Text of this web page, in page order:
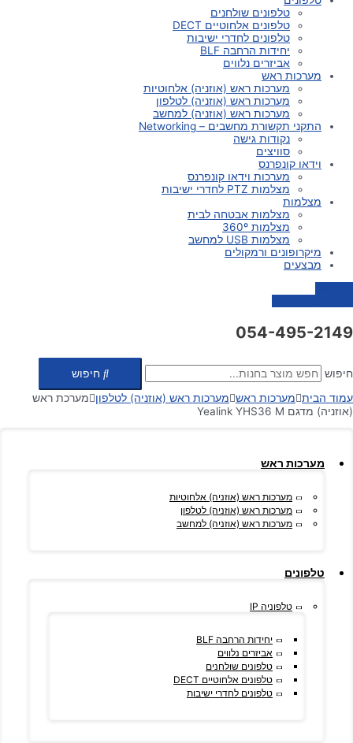
טלפונים שולחנים
טלפונים אלחוטיים DECT
טלפונים לחדרי ישיבות
יחידות הרחבה BLF
אביזרים נלווים
מערכות ראש
מערכות ראש (אוזניה) אלחוטיות
מערכות ראש (אוזניה) לטלפון
מערכות ראש (אוזניה) למחשב
התקני תקשורת מחשבים – Networking
נקודות גישה
סוויצים
וידאו קונפרנס
מערכות וידאו קונפרנס
מצלמות PTZ לחדרי ישיבות
מצלמות
מצלמות אבטחה לבית
מצלמות 360º
מצלמות USB למחשב
מיקרופונים ורמקולים
מבצעים
054-495-2149
חיפוש
חיפוש
עמוד הבית מערכות ראש מערכות ראש (אוזניה) לטלפון
מערכת ראש
(אוזניה) מדגם Yealink YHS36 M
מערכות ראש
מערכות ראש (אוזניה) אלחוטיות
מערכות ראש (אוזניה) לטלפון
מערכות ראש (אוזניה) למחשב
טלפונים
טלפוניה IP
יחידות הרחבה BLF
אביזרים נלווים
טלפונים שולחנים
טלפונים אלחוטיים DECT
טלפונים לחדרי ישיבות